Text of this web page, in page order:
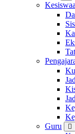
Guru